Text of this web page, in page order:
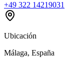
+49 322 14219031
Ubicación
Málaga, España